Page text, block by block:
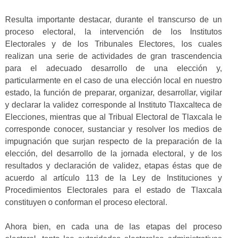
Resulta importante destacar, durante el transcurso de un
proceso electoral, la intervención de los Institutos
Electorales y de los Tribunales Electores, los cuales
realizan una serie de actividades de gran trascendencia
para el adecuado desarrollo de una elección y,
particularmente en el caso de una elección local en nuestro
estado, la función de preparar, organizar, desarrollar, vigilar
y declarar la validez corresponde al Instituto Tlaxcalteca de
Elecciones, mientras que al Tribual Electoral de Tlaxcala le
corresponde conocer, sustanciar y resolver los medios de
impugnación que surjan respecto de la preparación de la
elección, del desarrollo de la jornada electoral, y de los
resultados y declaración de validez, etapas éstas que de
acuerdo al artículo 113 de la Ley de Instituciones y
Procedimientos Electorales para el estado de Tlaxcala
constituyen o conforman el proceso electoral.
Ahora bien, en cada una de las etapas del proceso